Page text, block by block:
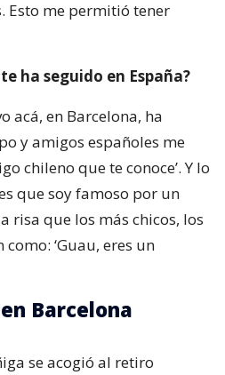
y amigos españoles me
chileno que te conoce’. Y lo
que soy famoso por un
risa que los más chicos, los
‘Guau, eres un
Barcelona
se acogió al retiro
canal. Después viajó a
quedarse otro año en